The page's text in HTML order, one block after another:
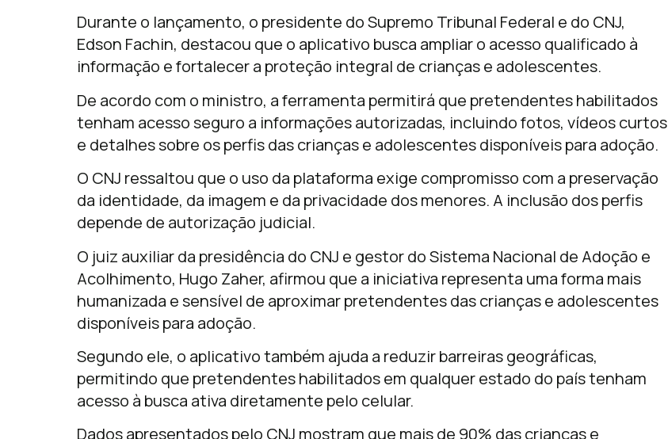
Durante o lançamento, o presidente do Supremo Tribunal Federal e do CNJ,
Edson Fachin, destacou que o aplicativo busca ampliar o acesso qualificado à
informação e fortalecer a proteção integral de crianças e adolescentes.
De acordo com o ministro, a ferramenta permitirá que pretendentes habilitados
tenham acesso seguro a informações autorizadas, incluindo fotos, vídeos curtos
e detalhes sobre os perfis das crianças e adolescentes disponíveis para adoção.
O CNJ ressaltou que o uso da plataforma exige compromisso com a preservação
da identidade, da imagem e da privacidade dos menores. A inclusão dos perfis
depende de autorização judicial.
O juiz auxiliar da presidência do CNJ e gestor do Sistema Nacional de Adoção e
Acolhimento, Hugo Zaher, afirmou que a iniciativa representa uma forma mais
humanizada e sensível de aproximar pretendentes das crianças e adolescentes
disponíveis para adoção.
Segundo ele, o aplicativo também ajuda a reduzir barreiras geográficas,
permitindo que pretendentes habilitados em qualquer estado do país tenham
acesso à busca ativa diretamente pelo celular.
Dados apresentados pelo CNJ mostram que mais de 90% das crianças e